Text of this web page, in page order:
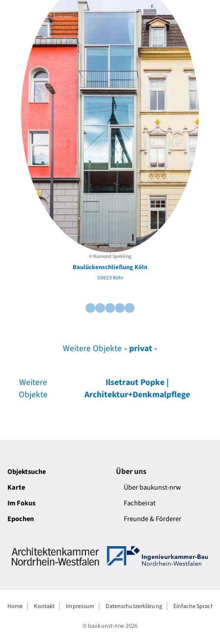
© Raimond Spekking
Baulückenschließung Köln
50823 Köln
Weitere Objekte - privat -
Weitere
Objekte
Ilsetraut Popke |
Architektur+Denkmalpflege
Objektsuche
Karte
Im Fokus
Epochen
Über uns
Über baukunst-nrw
Fachbeirat
Freunde & Förderer
Home Kontakt Impressum Datenschutzerklärung Einfache Sprache
© baukunst-nrw2026